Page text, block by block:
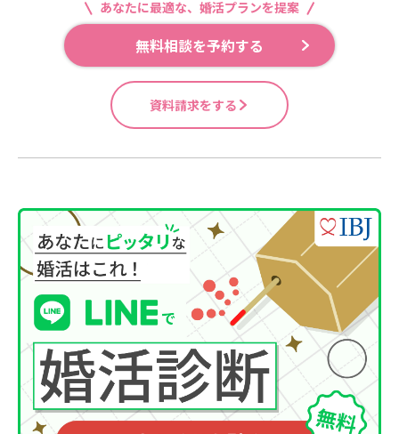
あなたに最適な、婚活プランを提案
無料相談を予約する
資料請求をする